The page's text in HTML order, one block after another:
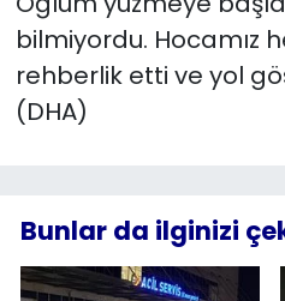
bilmiyordu. Hocamız
rehberlik etti ve yol
(DHA)
Bunlar da ilginizi